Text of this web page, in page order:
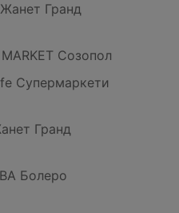
Гранд
Созопол
Супермаркети
Гранд
Болеро